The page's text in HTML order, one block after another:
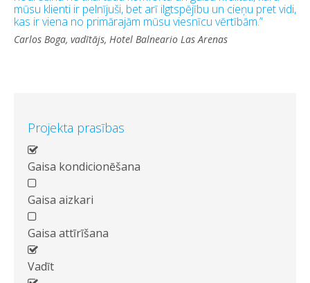
mūsu klienti ir pelnījuši, bet arī ilgtspējību un cieņu pret vidi,
kas ir viena no primārajām mūsu viesnīcu vērtībām.”
Carlos Boga, vadītājs, Hotel Balneario Las Arenas
Projekta prasības
Gaisa kondicionēšana
Gaisa aizkari
Gaisa attīrīšana
Vadīt